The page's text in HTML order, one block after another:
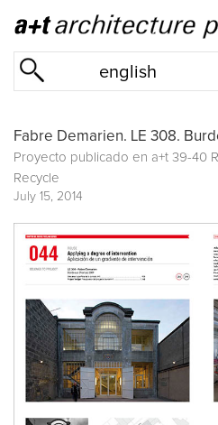
english
Fabre Demarien. LE 308.
Proyecto publicado en a+t 39-40
Recycle
July 15, 2014